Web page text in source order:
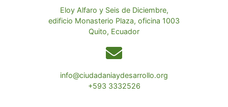
Eloy Alfaro y Seis de Diciembre,
edificio Monasterio Plaza, oficina 1003
Quito, Ecuador
info@ciudadaniaydesarrollo.org
+593 3332526